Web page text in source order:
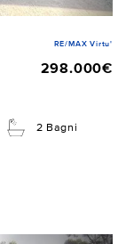
RE/MAX Virtu'
298.000€
2 Bagni